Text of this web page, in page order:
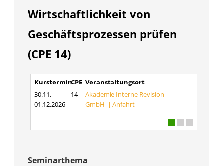
Wirtschaftlichkeit von
Geschäftsprozessen prüfen
(CPE 14)
KursterminCPE Veranstaltungsort
30.11. -
01.12.2026
14
Akademie Interne Revision
GmbH |Anfahrt
Seminarthema